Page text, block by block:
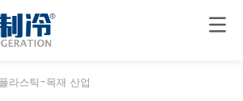
플라스틱-목재 산업